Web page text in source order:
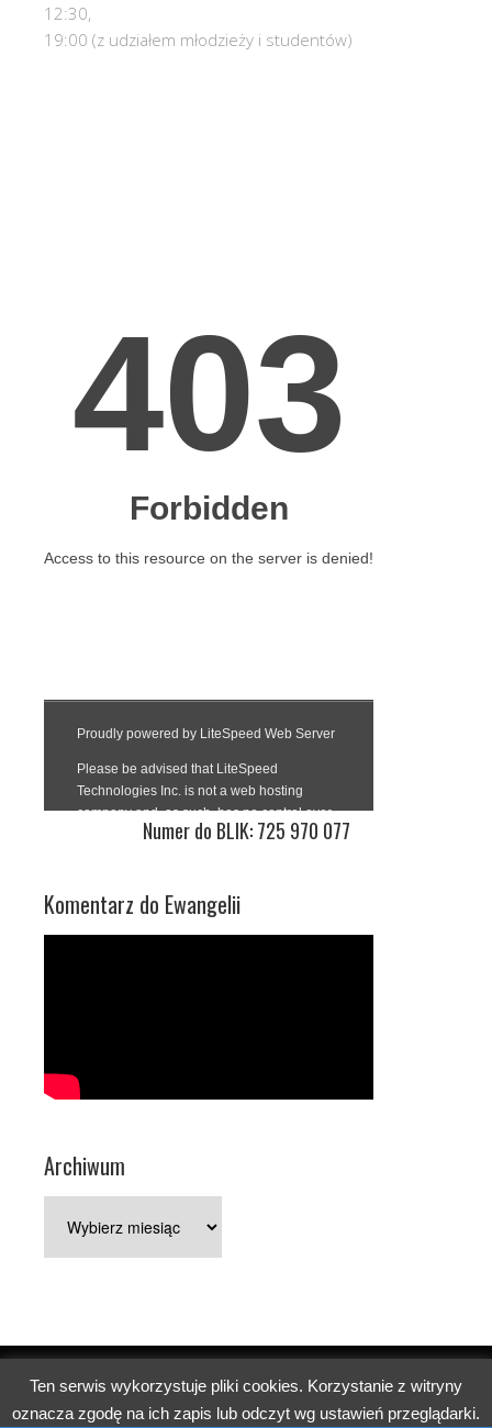
12:30,
19:00 (z udziałem młodzieży i studentów)
Numer do BLIK: 725 970 077
Komentarz do Ewangelii
Archiwum
Copyright © 2026 Parafia pw. św. Jerzego w Poznaniu.
ChurchWordPress Theme by themehall.com
Ten serwis wykorzystuje pliki cookies. Korzystanie z witryny
oznacza zgodę na ich zapis lub odczyt wg ustawień przeglądarki.